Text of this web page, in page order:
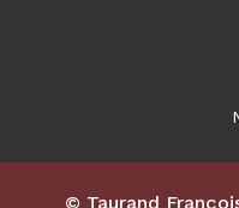
Figeac - Couverture
© Taurand